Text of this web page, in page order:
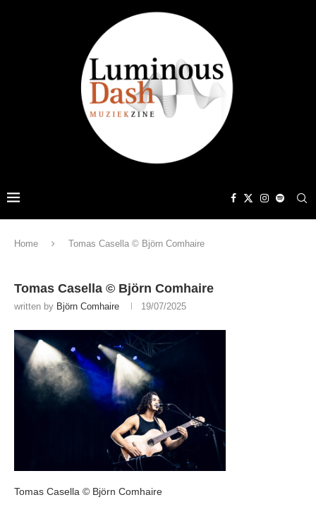
Home Tomas Casella © Björn Comhaire
Tomas Casella © Björn Comhaire
written by Björn Comhaire 19/07/2025
Tomas Casella © Björn Comhaire